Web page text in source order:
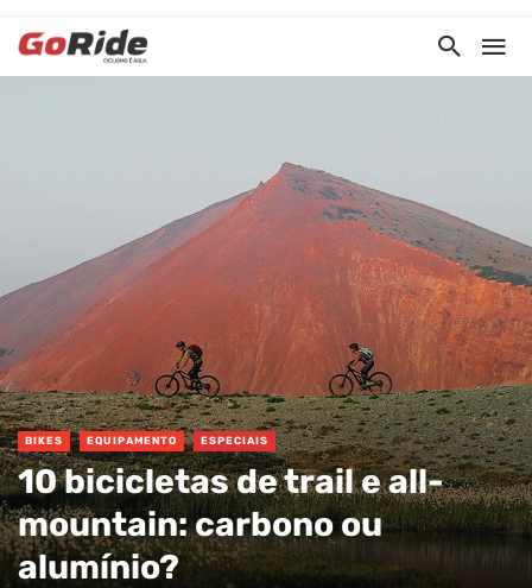
BIKES EQUIPAMENTO ESPECIAIS
10 bicicletas de trail e all-
mountain: carbono ou
alumínio?